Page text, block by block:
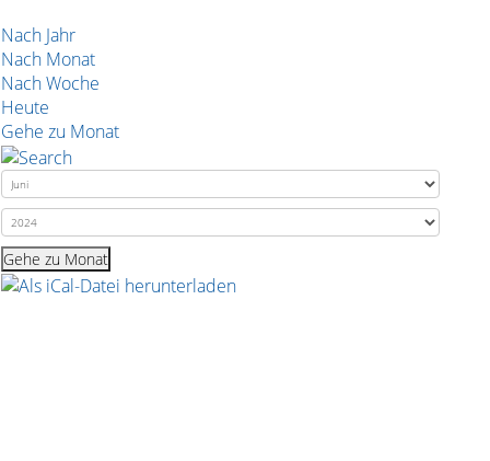
Nach Jahr
Nach Monat
Nach Woche
Heute
Gehe zu Monat
Gehe zu Monat
Event exportieren